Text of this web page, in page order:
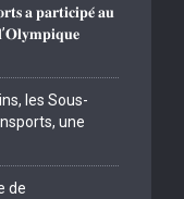
𝐚 𝐩𝐚𝐫𝐭𝐢𝐜𝐢𝐩𝐞́ 𝐚𝐮
les Sous-
une
de